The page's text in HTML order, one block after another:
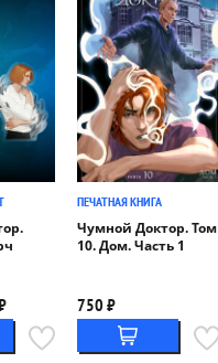
ПЕЧАТНАЯ КНИГА
Чумной Доктор. Том
10. Дом. Часть 1
750 ₽